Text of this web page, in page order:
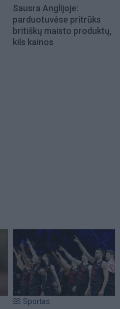
Sausra Anglijoje:
parduotuvėse pritrūks
britiškų maisto produktų,
kils kainos
Sportas